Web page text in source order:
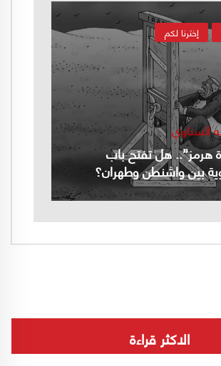
إخترنا لكم
السناوي
هرمز”.. هل تفتح باب
بين واشنطن وطهران؟
الاكثر قراءة